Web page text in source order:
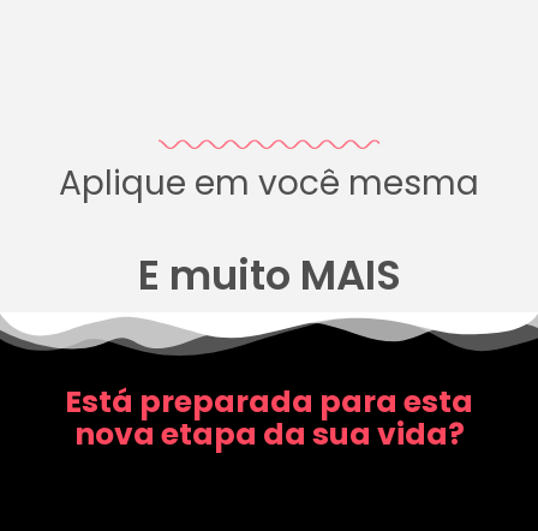
Aplique em você mesma
E muito MAIS
Está preparada para esta
nova etapa da sua vida?